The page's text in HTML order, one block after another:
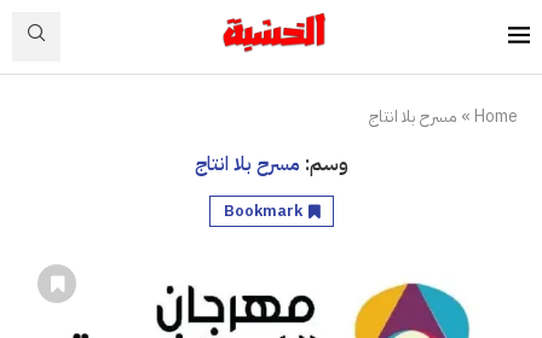
Home
» مسرح بلا انتاج
وسم: مسرح بلا انتاج
Bookmark